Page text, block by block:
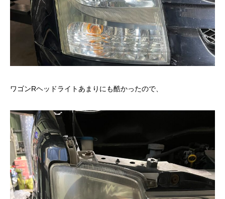
ワゴンRヘッドライトあまりにも酷かったので、